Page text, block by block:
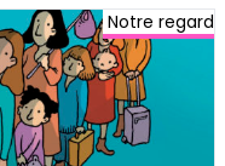
Notre regard